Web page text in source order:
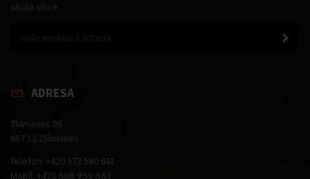
okolo obce.
ADRESA
Zlámanec 95
687 12 Zlámanec
Telefon: +420 572 580 641
Mobil: +420 608 955 561